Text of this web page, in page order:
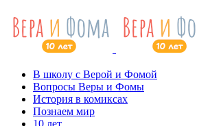
В школу с Верой и Фомой
Вопросы Веры и Фомы
История в комиксах
Познаем мир